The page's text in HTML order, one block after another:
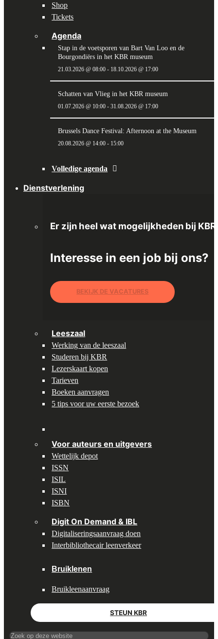
Shop
Tickets
Agenda
Stap in de voetsporen van Bart Van Loo en de
Bourgondiërs in het KBR museum
21.03.2026 @ 08:00 - 18.10.2026 @ 17:00
Schatten van Vlieg in het KBR museum
01.07.2026 @ 10:00 - 31.08.2026 @ 17:00
Brussels Dance Festival: Afternoon at the Museum
20.08.2026 @ 14:00 - 15:00
Volledige agenda
Dienstverlening
Interesse in een job bij ons?
Er zijn heel wat mogelijkheden bij KBR.
BEKIJK DE VACATURES
Leeszaal
Werking van de leeszaal
Studeren bij KBR
Lezerskaart kopen
Tarieven
Boeken aanvragen
5 tips voor uw eerste bezoek
Voor auteurs en uitgevers
Wettelijk depot
ISSN
ISIL
ISNI
ISBN
Digit On Demand & IBL
Digitaliseringsaanvraag doen
Interbibliothecair leenverkeer
Bruiklenen
Bruikleenaanvraag
STEUN KBR
Search